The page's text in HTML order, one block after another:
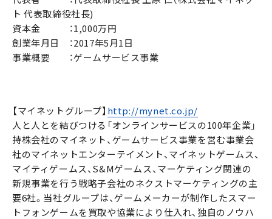
ト 代表取締役社長)
資本金 ：1,000万円
創業年月日 ：2017年5月1日
事業概要 ：ゲームサービス事業
【マイネットグループ】 http://mynet.co.jp/
人と人とを結びつける「オンラインサービスの100年企業」
持株会社のマイネット、ゲームサービス事業を営む事業会
社のマイネットエンターテイメント、マイネットゲームス、
マイティゲームス、S&Mゲームス、マーケティング関連の
新規事業を行う戦略子会社のネクストマーケティングの主
要6社。当社グループは、ゲームメーカーが制作したスマー
トフォンゲームを買取や協業により仕入れ、独自のノウハ